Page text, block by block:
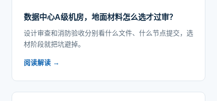
数据中心A级机房，地面材料怎么选才过审？
设计审查和消防验收分别看什么文件、什么节点提交，选
材阶段就把坑避掉。
阅读解读 →